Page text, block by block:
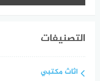
التصنيفات
اثاث مكتبي